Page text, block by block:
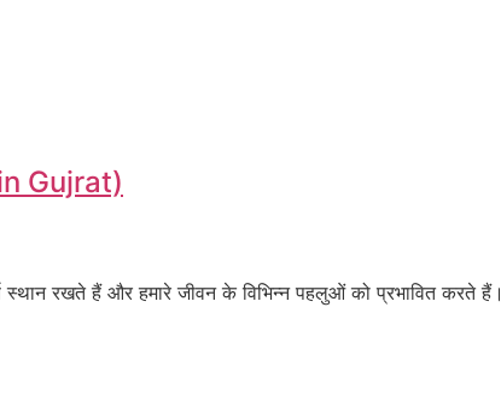
Gujrat)
स्थान रखते हैं और हमारे जीवन के विभिन्न पहलुओं को प्रभावित करते हैं।